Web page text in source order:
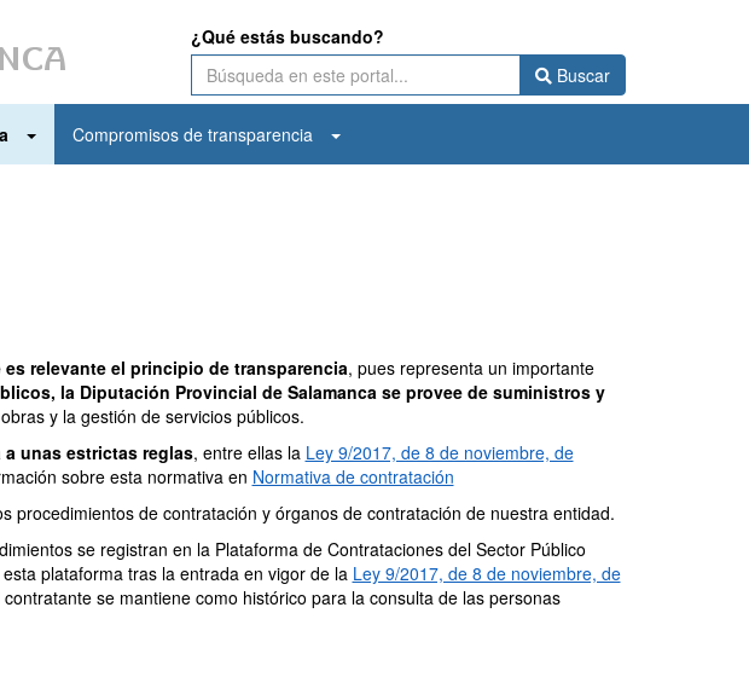
¿Qué estás buscando?
Buscar
Compromisos de transparencia
relevante el principio de transparencia, pues representa un importante
la Diputación Provincial de Salamanca se provee de suministros y
y la gestión de servicios públicos.
unas estrictas reglas, entre ellas la Ley 9/2017, de 8 de noviembre, de
sobre esta normativa en Normativa de contratación
procedimientos de contratación y órganos de contratación de nuestra entidad.
se registran en la Plataforma de Contrataciones del Sector Público
plataforma tras la entrada en vigor de la Ley 9/2017, de 8 de noviembre, de
se mantiene como histórico para la consulta de las personas